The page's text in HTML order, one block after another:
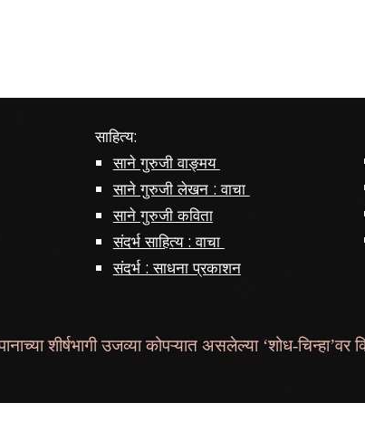
साहित्य:
साने गुरुजी वाङ्मय
साने गुरुजी लेखन : वाचा
साने गुरुजी कविता
संदर्भ साहित्य : वाचा
संदर्भ : साधना प्रकाशन
शीर्षभागी उजव्या कोपऱ्यात असलेल्या ‘शोध-चिन्हा’वर